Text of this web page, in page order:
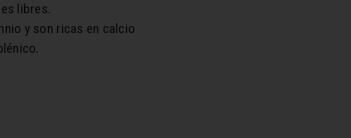
libres.
y son ricas en calcio